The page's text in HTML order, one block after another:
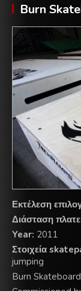
Burn
Εκτέλεση
Διάσταση
Year: 2011
Στοιχεία
jumping
Burn